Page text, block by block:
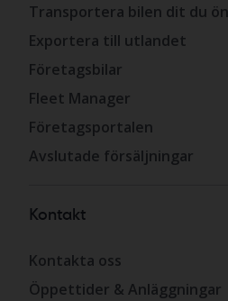
Transportera bilen dit du
Exportera till utlandet
Företagsbilar
Fleet Manager
Företagsportalen
Avslutade försäljningar
Kontakt
Kontakta oss
Öppettider & Anläggningar